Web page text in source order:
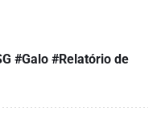
#Galo #Relatório de